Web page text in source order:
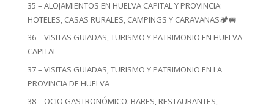
35 – ALOJAMIENTOS EN HUELVA CAPITAL Y PROVINCIA:
HOTELES, CASAS RURALES, CAMPINGS Y CARAVANAS🏕️🚐
36 – VISITAS GUIADAS, TURISMO Y PATRIMONIO EN HUELVA
CAPITAL
37 – VISITAS GUIADAS, TURISMO Y PATRIMONIO EN LA
PROVINCIA DE HUELVA
38 – OCIO GASTRONÓMICO: BARES, RESTAURANTES,